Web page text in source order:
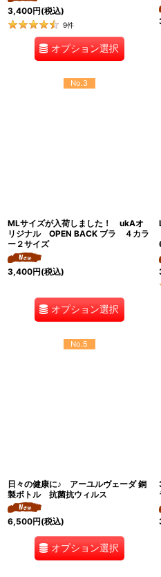
3,400円(税込)
9件
オプション選択
No.3
MLサイズが入荷しました！ ukAオ
リジナル OPEN BACK ブラ ４カラ
ー２サイズ
3,400円(税込)
オプション選択
No.5
日々の健康に♪ アーユルヴェーダ 銅
製ボトル 抗菌抗ウィルス
6,500円(税込)
オプション選択